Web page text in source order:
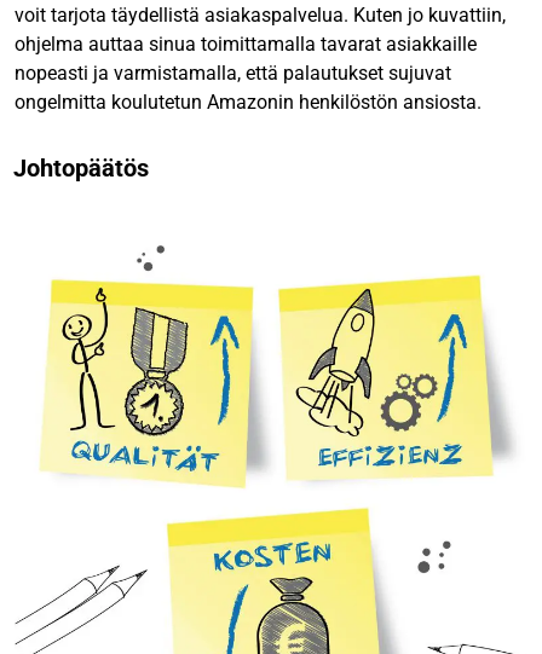
voit tarjota täydellistä asiakaspalvelua. Kuten jo kuvattiin,
ohjelma auttaa sinua toimittamalla tavarat asiakkaille
nopeasti ja varmistamalla, että palautukset sujuvat
ongelmitta koulutetun Amazonin henkilöstön ansiosta.
Johtopäätös